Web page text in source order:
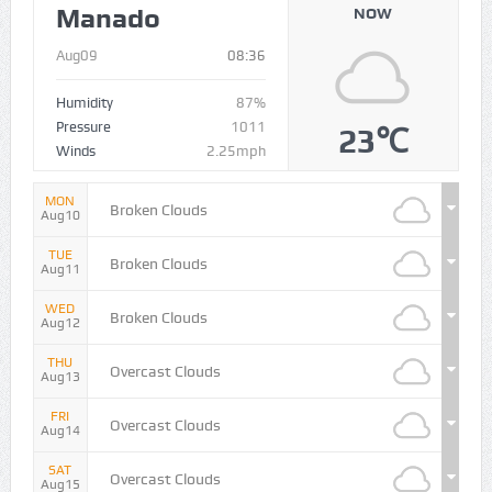
Manado
Aug09 08:36
Humidity
87%
Pressure
1011
Winds
2.25mph
NOW
23℃
MON
Aug10
Broken Clouds
TUE
Aug11
Broken Clouds
WED
Aug12
Broken Clouds
THU
Aug13
Overcast Clouds
FRI
Aug14
Overcast Clouds
SAT
Aug15
Overcast Clouds